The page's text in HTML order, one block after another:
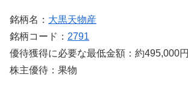
銘柄名： 大黒天物産
銘柄コード： 2791
優待獲得に必要な最低金額：約495,000円
株主優待：果物